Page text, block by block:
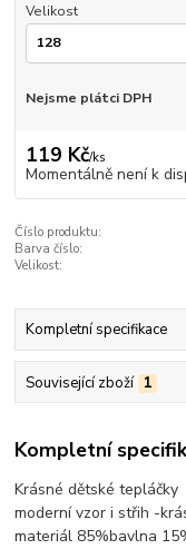
Velikost
Nejsme plátci DPH
119 Kč/ks
Momentálně není k
Číslo produktu:
Barva číslo:
Velikost:
Kompletní specifikace
Související zboží 1
Kompletní
Krásné dětské tepláčky
moderní vzor i střih -
materiál 85%bavlna